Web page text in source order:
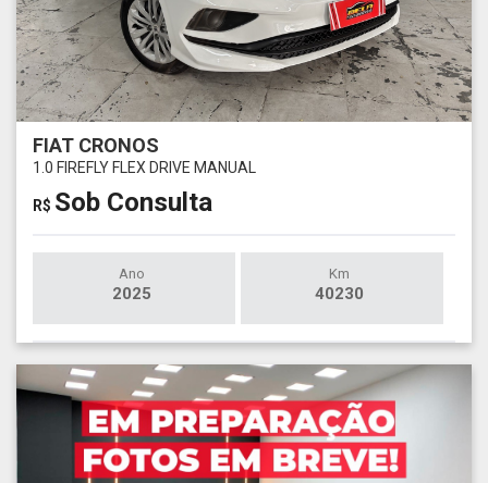
FIAT CRONOS
1.0 FIREFLY FLEX DRIVE MANUAL
R$ Sob Consulta
Ano
2025
Km
40230